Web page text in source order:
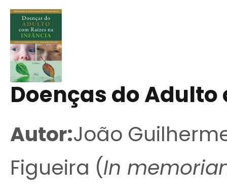
Doenças do
Autor:João
Figueira (In